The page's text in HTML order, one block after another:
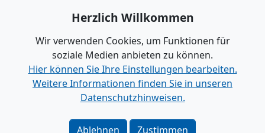
dodenhof
dodenhof als Arbeitgeber in Kaltenkirchen
Alle Videos anzeigen
Verlag|Kontakt
Herzlich Willkommen
Wir verwenden Cookies, um Funktionen für
soziale Medien anbieten zu können.
Hier können Sie Ihre Einstellungen bearbeiten.
Weitere Informationen finden Sie in unseren
Datenschutzhinweisen.
Ablehnen Zustimmen